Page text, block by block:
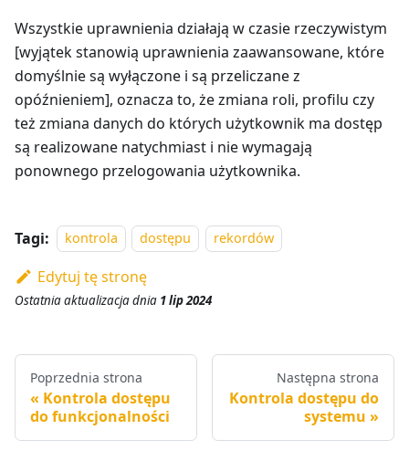
Wszystkie uprawnienia działają w czasie rzeczywistym
[wyjątek stanowią uprawnienia zaawansowane, które
domyślnie są wyłączone i są przeliczane z
opóźnieniem], oznacza to, że zmiana roli, profilu czy
też zmiana danych do których użytkownik ma dostęp
są realizowane natychmiast i nie wymagają
ponownego przelogowania użytkownika.
Tagi: kontrola dostępu rekordów
Edytuj tę stronę
Ostatnia aktualizacjadnia 1 lip 2024
Poprzednia strona
Kontrola dostępu
do funkcjonalności
Następna strona
Kontrola dostępu do
systemu